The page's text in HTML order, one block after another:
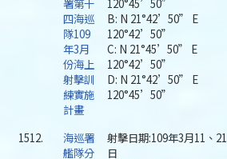
署第十
四海巡
隊109
年3月
份海上
射擊訓
練實施
計畫
120°45’50”
B: N 21°42’50” E
120°42’50”
C: N 21°45’50” E
120°42’50”
D: N 21°42’50” E
120°45’50”
1512.
海巡署
艦隊分
射擊日期:109年3月11、21
日